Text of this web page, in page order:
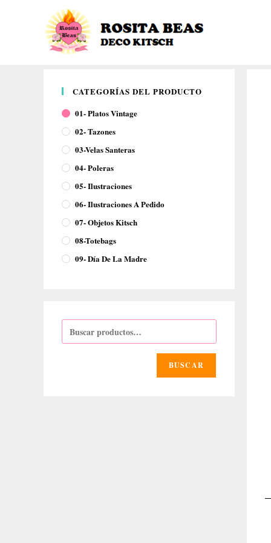
CATEGORÍAS DEL PRODUCTO
01- Platos Vintage
02- Tazones
03-Velas Santeras
04- Poleras
05- Ilustraciones
06- Ilustraciones A Pedido
07- Objetos Kitsch
08-Totebags
09- Día De La Madre
BUSCAR